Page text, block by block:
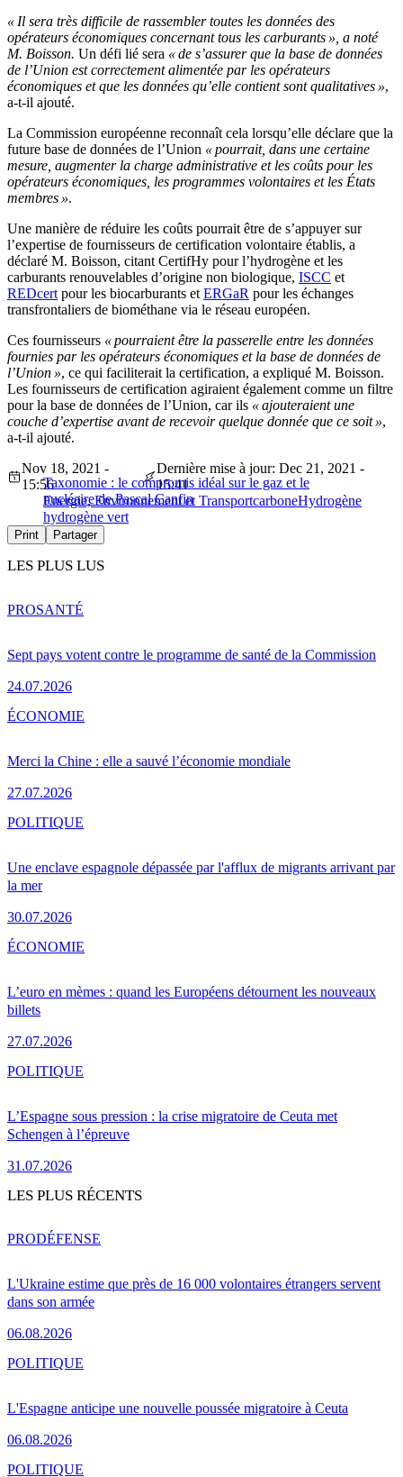
« Il sera très difficile de rassembler toutes les données des
opérateurs économiques concernant tous les carburants », a noté
M. Boisson. Un défi lié sera « de s’assurer que la base de données
de l’Union est correctement alimentée par les opérateurs
économiques et que les données qu’elle contient sont qualitatives »,
a-t-il ajouté.
La Commission européenne reconnaît cela lorsqu’elle déclare que la
future base de données de l’Union «pourrait, dans une certaine
mesure, augmenter la charge administrative et les coûts pour les
opérateurs économiques, les programmes volontaires et les États
membres ».
Une manière de réduire les coûts pourrait être de s’appuyer sur
l’expertise de fournisseurs de certification volontaire établis, a
déclaré M. Boisson, citant CertifHy pour l’hydrogène et les
carburants renouvelables d’origine non biologique, ISCC et
REDcert pour les biocarburants et ERGaR pour les échanges
transfrontaliers de biométhane via le réseau européen.
Ces fournisseurs «pourraient être la passerelle entre les données
fournies par les opérateurs économiques et la base de données de
l’Union », ce qui faciliterait la certification, a expliqué M. Boisson.
Les fournisseurs de certification agiraient également comme un filtre
pour la base de données de l’Union, car ils «ajouteraient une
couche d’expertise avant de recevoir quelque donnée que ce soit»,
a-t-il ajouté.
Taxonomie : le compromis idéal sur le gaz et le
nucléaire de Pascal Canfin
Nov 18, 2021 -
15:56
Dernière mise à jour: Dec 21, 2021 -
15:41
Energie, Environnement et TransportcarboneHydrogène
hydrogène vert
Print Partager
LES PLUS LUS
Sept pays votent contre le programme de santé de la Commission
24.07.2026
PROSANTÉ
Merci la Chine : elle a sauvé l’économie mondiale
27.07.2026
ÉCONOMIE
Une enclave espagnole dépassée par l'afflux de migrants arrivant par
la mer
30.07.2026
POLITIQUE
L’euro en mèmes : quand les Européens détournent les nouveaux
billets
27.07.2026
ÉCONOMIE
L’Espagne sous pression : la crise migratoire de Ceuta met
Schengen à l’épreuve
31.07.2026
POLITIQUE
LES PLUS RÉCENTS
L'Ukraine estime que près de 16 000 volontaires étrangers servent
dans son armée
06.08.2026
PRODÉFENSE
L'Espagne anticipe une nouvelle poussée migratoire à Ceuta
06.08.2026
POLITIQUE
POLITIQUE